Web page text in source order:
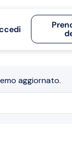
aggiornato.